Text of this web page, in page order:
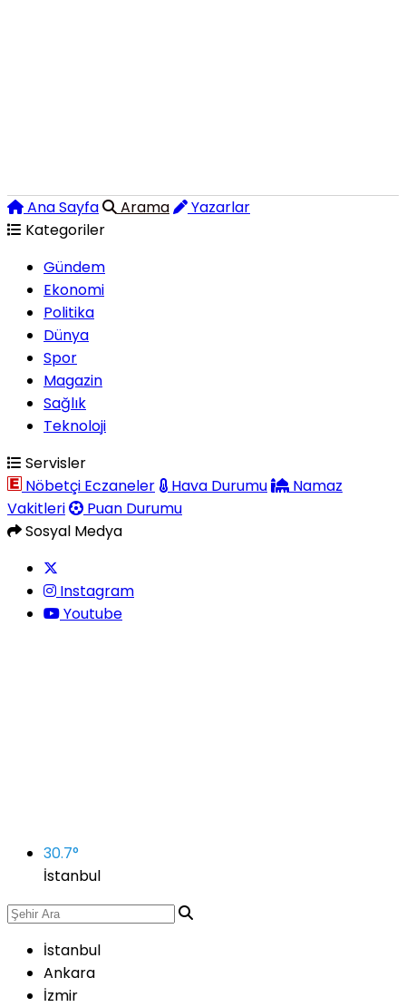
Ana Sayfa Arama
Yazarlar
Kategoriler
Gündem
Ekonomi
Politika
Dünya
Spor
Magazin
Sağlık
Teknoloji
Servisler
Nöbetçi Eczaneler
Hava Durumu
Namaz
Vakitleri
Puan Durumu
Sosyal Medya
Instagram
Youtube
30.7°
İstanbul
İstanbul
Ankara
İzmir